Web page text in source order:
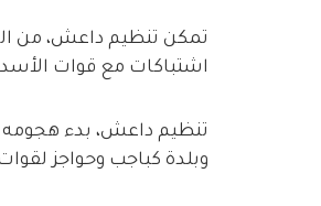
تمكن تنظيم داعش، من
اشتباكات مع قوات
تنظيم داعش، بدء هجومه
وبلدة كباجب وحواجز